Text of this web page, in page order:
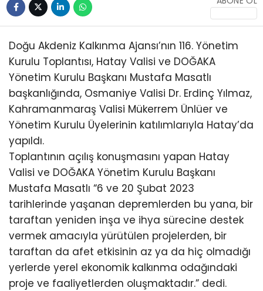
WhatsApp
İhbar Hattı
SAĞLIK
KÜLTÜR/SANAT
Doğu Akdeniz Kalkınma Ajansı’nın 116. Yönetim
Kurulu Toplantısı, Hatay Valisi ve DOĞAKA
Yönetim Kurulu Başkanı Mustafa Masatlı
başkanlığında, Osmaniye Valisi Dr. Erdinç Yılmaz,
Kahramanmaraş Valisi Mükerrem Ünlüer ve
Yönetim Kurulu Üyelerinin katılımlarıyla Hatay’da
yapıldı.
Toplantının açılış konuşmasını yapan Hatay
Valisi ve DOĞAKA Yönetim Kurulu Başkanı
Mustafa Masatlı “6 ve 20 Şubat 2023
tarihlerinde yaşanan depremlerden bu yana, bir
taraftan yeniden inşa ve ihya sürecine destek
vermek amacıyla yürütülen projelerden, bir
taraftan da afet etkisinin az ya da hiç olmadığı
yerlerde yerel ekonomik kalkınma odağındaki
proje ve faaliyetlerden oluşmaktadır.” dedi.